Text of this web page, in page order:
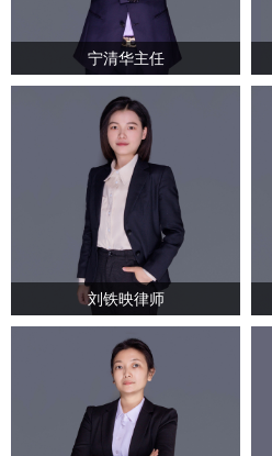
宁清华主任
刘铁映律师